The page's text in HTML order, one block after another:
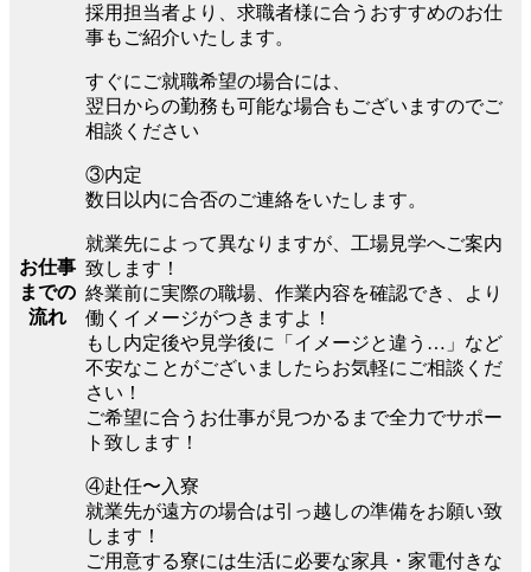
お仕事
までの
流れ
採用担当者より、求職者様に合うおすすめのお仕
事もご紹介いたします。
すぐにご就職希望の場合には、
翌日からの勤務も可能な場合もございますのでご
相談ください
③内定
数日以内に合否のご連絡をいたします。
就業先によって異なりますが、工場見学へご案内
致します！
終業前に実際の職場、作業内容を確認でき、より
働くイメージがつきますよ！
もし内定後や見学後に「イメージと違う…」など
不安なことがございましたらお気軽にご相談くだ
さい！
ご希望に合うお仕事が見つかるまで全力でサポー
ト致します！
④赴任〜入寮
就業先が遠方の場合は引っ越しの準備をお願い致
します！
ご用意する寮には生活に必要な家具・家電付きな